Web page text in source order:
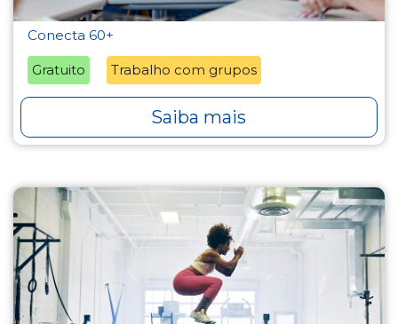
Conecta 60+
Gratuito Trabalho com grupos
Saiba mais